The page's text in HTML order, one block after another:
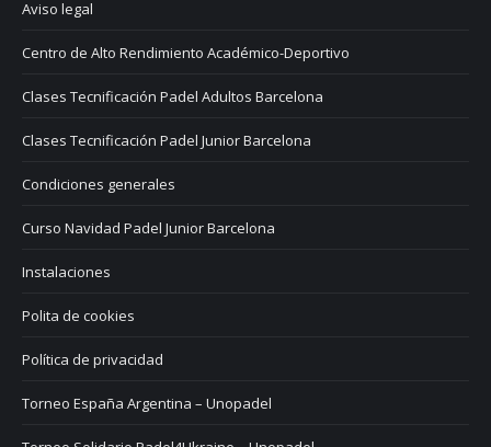
Aviso legal
Centro de Alto Rendimiento Académico-Deportivo
Clases Tecnificación Padel Adultos Barcelona
Clases Tecnificación Padel Junior Barcelona
Condiciones generales
Curso Navidad Padel Junior Barcelona
Instalaciones
Polita de cookies
Política de privacidad
Torneo España Argentina – Unopadel